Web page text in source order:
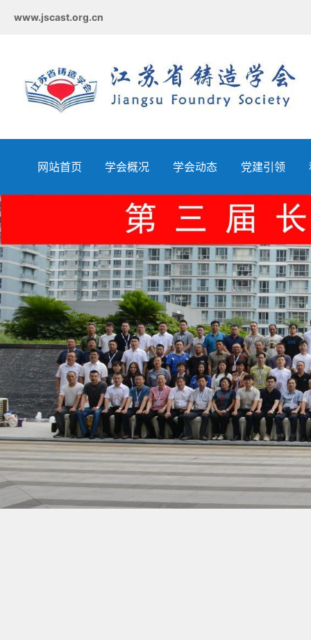
www.jscast.org.cn
网站首页 学会概况 学会动态 党建引领